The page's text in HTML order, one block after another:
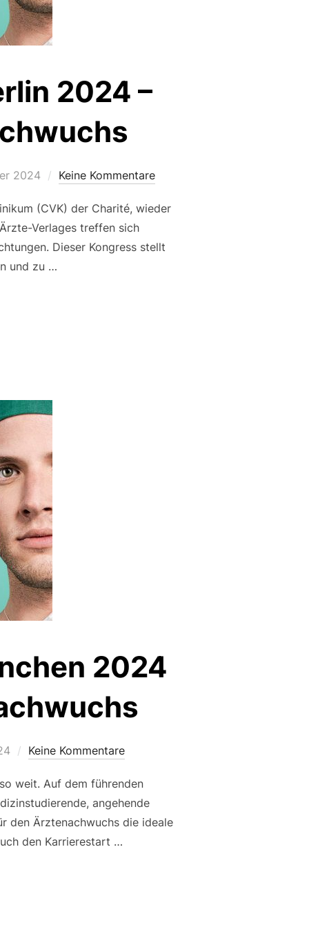
2024 –
2024 Keine Kommentare
(CVK) der Charité, wieder
Verlages treffen sich
Dieser Kongress stellt
und zu …
– BERLIN 2024 – DER TREFFPUNKT FÜR DEN
2024
Keine Kommentare
weit. Auf dem führenden
angehende
den Ärztenachwuchs die ideale
den Karrierestart …
– MÜNCHEN 2024 – DER TREFFPUNKT FÜR DEN